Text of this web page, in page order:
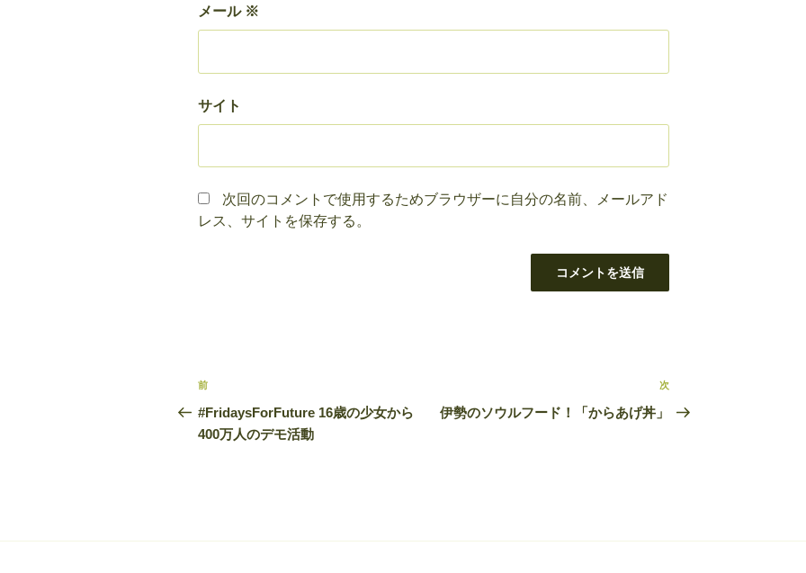
メール ※
サイト
次回のコメントで使用するためブラウザーに自分の名前、メールアド
レス、サイトを保存する。
投
稿
ナ
ー
前
の
投
前
#FridaysForFuture 16歳の少女から
400万人のデモ活動
次
の
次
伊勢のソウルフード！「からあげ丼」